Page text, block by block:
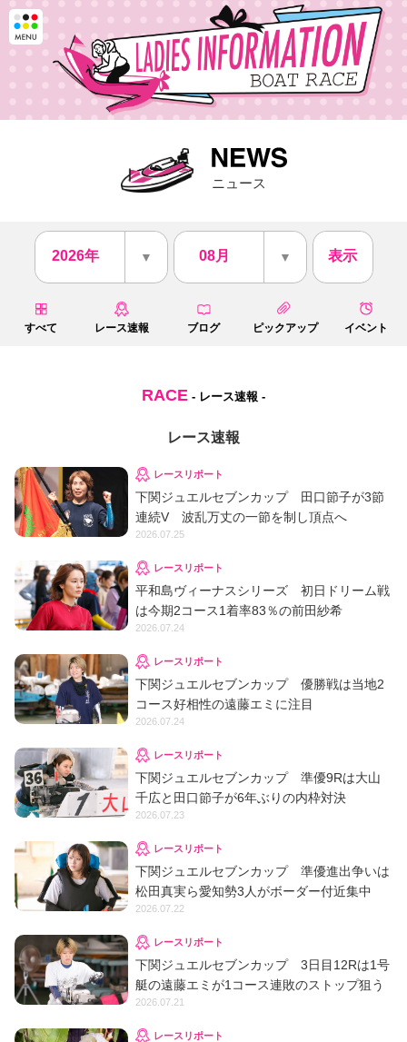
ニュース
2026年 ▼ 08月 ▼ 表示
すべて レース速報 ブログ ピックアップ イベント
RACE - レース速報 -
レース速報
レースリポート
下関ジュエルセブンカップ 田口節子が3節
連続V 波乱万丈の一節を制し頂点へ
2026.07.25
レースリポート
平和島ヴィーナスシリーズ 初日ドリーム戦
は今期2コース1着率83％の前田紗希
2026.07.24
レースリポート
下関ジュエルセブンカップ 優勝戦は当地2
コース好相性の遠藤エミに注目
2026.07.24
レースリポート
下関ジュエルセブンカップ 準優9Rは大山
千広と田口節子が6年ぶりの内枠対決
2026.07.23
レースリポート
下関ジュエルセブンカップ 準優進出争いは
松田真実ら愛知勢3人がボーダー付近集中
2026.07.22
レースリポート
下関ジュエルセブンカップ 3日目12Rは1号
艇の遠藤エミが1コース連敗のストップ狙う
2026.07.21
レースリポート